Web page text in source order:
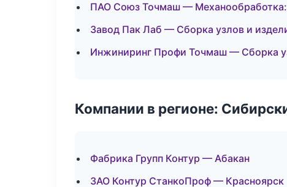
ПАО Союз Точмаш — Механообработка:
Завод Пак Лаб — Сборка узлов и
Инжиниринг Профи Точмаш — Сборка
Компании в регионе:
Фабрика Групп Контур — Абакан
ЗАО Контур СтанкоПроф — Красноярск